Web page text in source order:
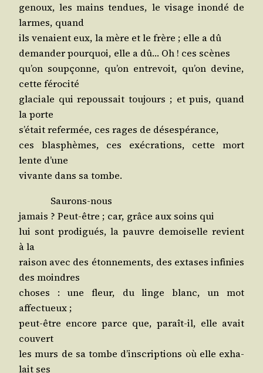
genoux, les mains ten­dues, le visage inon­dé de
larmes, quand
ils venaient eux, la mère et le frère ; elle a dû
deman­der pour­quoi, elle a dû… Oh ! ces scènes
qu’on soup­çonne, qu’on entre­voit, qu’on devine,
cette férocité
gla­ciale qui repous­sait tou­jours ; et puis, quand
la porte
s’é­tait refer­mée, ces rages de désespérance,
ces blas­phèmes, ces exé­cra­tions, cette mort
lente d’une
vivante dans sa tombe.
Sau­rons-nous
jamais ? Peut-être ; car, grâce aux soins qui
lui sont pro­di­gués, la pauvre demoi­selle revient
à la
rai­son avec des éton­ne­ments, des extases infi­nies
des moindres
choses : une fleur, du linge blanc, un mot
affectueux ;
peut-être encore parce que, paraît-il, elle avait
couvert
les murs de sa tombe d’ins­crip­tions où elle exha­
lait ses